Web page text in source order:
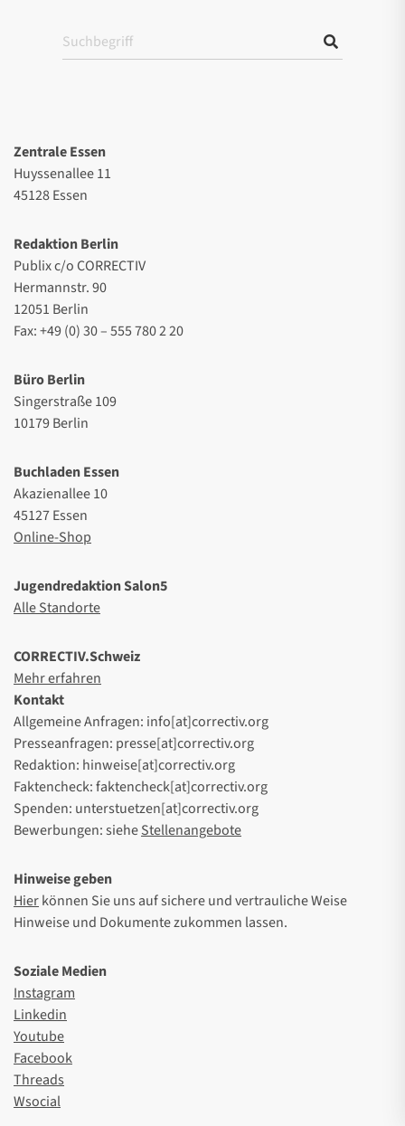
Zentrale Essen
Huyssenallee 11
45128 Essen
Redaktion Berlin
Publix c/o CORRECTIV
Hermannstr. 90
12051 Berlin
Fax: +49 (0) 30 – 555 780 2 20
Büro Berlin
Singerstraße 109
10179 Berlin
Buchladen Essen
Akazienallee 10
45127 Essen
Online-Shop
Jugendredaktion Salon5
Alle Standorte
CORRECTIV.Schweiz
Mehr erfahren
Kontakt
Allgemeine Anfragen: info[at]correctiv.org
Presseanfragen: presse[at]correctiv.org
Redaktion: hinweise[at]correctiv.org
Faktencheck: faktencheck[at]correctiv.org
Spenden: unterstuetzen[at]correctiv.org
Bewerbungen: sieheStellenangebote
Hinweise geben
Hierkönnen Sie uns auf sichere und vertrauliche Weise
Hinweise und Dokumente zukommen lassen.
Soziale Medien
Instagram
Linkedin
Youtube
Facebook
Threads
Wsocial